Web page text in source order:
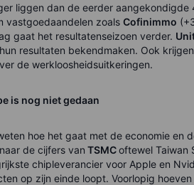
liggen dan de eerder
vastgoedaandelen zoals Cofinimmo
gaat het resultatenseizoen verder.
resultaten bekendmaken. Ook
de werkloosheidsuitkeringen.
is nog niet gedaan
hoe het gaat met de economie en
de cijfers van TSMCoftewel Taiwan
chipleverancier voor Apple en
op zijn einde loopt. Voorlopig